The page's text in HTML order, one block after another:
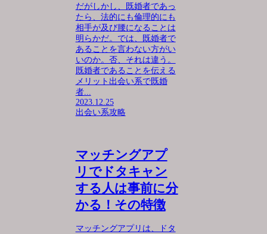
だがしかし、既婚者であっ
たら、法的にも倫理的にも
相手が及び腰になることは
明らかだ。では、既婚者で
あることを言わない方がい
いのか。否、それは違う。
既婚者であることを伝える
メリット出会い系で既婚
者...
2023.12.25
出会い系攻略
マッチングアプ
リでドタキャン
する人は事前に分
かる！その特徴
マッチングアプリは、ドタ